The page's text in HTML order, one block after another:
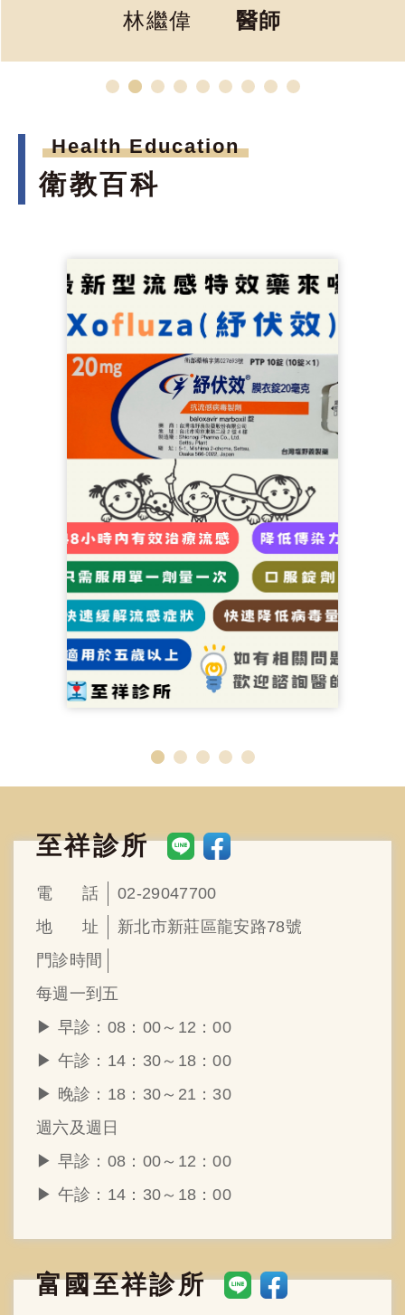
林繼偉 醫師
Health Education
衛教百科
至祥診所
電 話
02-29047700
地
址
新北市新莊區龍安路78號
門診時間
每週一到五
▶︎ 早診：08：00～12：00
▶︎ 午診：14：30～18：00
▶︎ 晚診：18：30～21：30
週六及週日
▶︎ 早診：08：00～12：00
▶︎ 午診：14：30～18：00
富國至祥診所